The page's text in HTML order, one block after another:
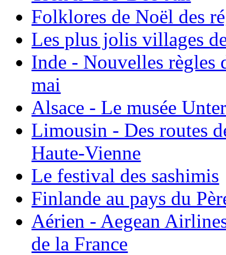
Folklores de Noël des
Les plus jolis villages
Inde - Nouvelles règles
mai
Alsace - Le musée
Limousin - Des routes
Haute-Vienne
Le festival des sashimis
Finlande au pays du
Aérien - Aegean
de la France